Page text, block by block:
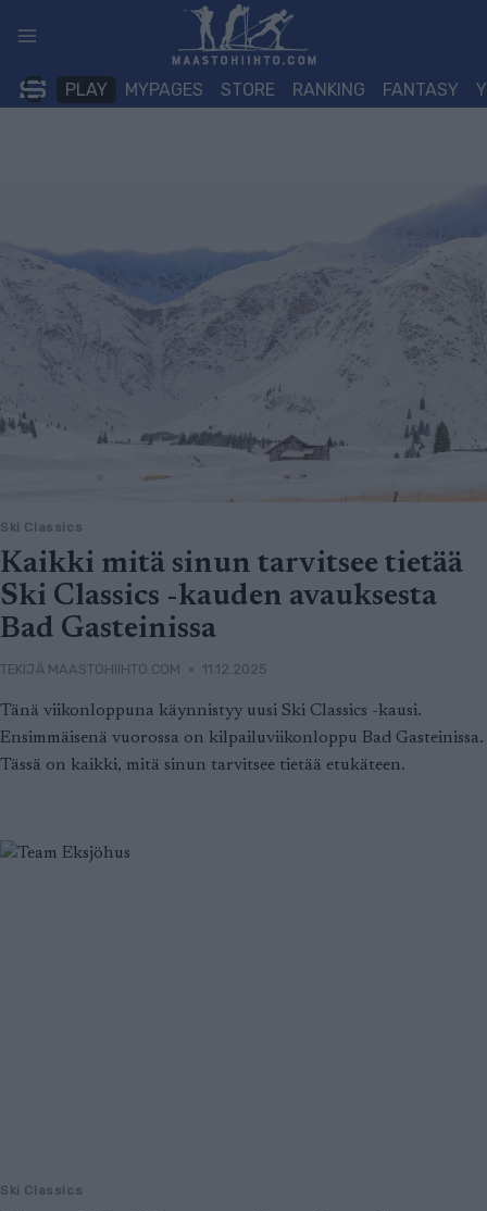
sisältöön
PLAY MYPAGES STORE RANKING FANTASY
Ski Classics
Kaikki mitä sinun tarvitsee tietää
Ski Classics -kauden avauksesta
Bad Gasteinissa
TEKIJÄ MAASTOHIIHTO.COM 11.12.2025
Tänä viikonloppuna käynnistyy uusi Ski Classics -kausi.
Ensimmäisenä vuorossa on kilpailuviikonloppu Bad Gasteinissa.
Tässä on kaikki, mitä sinun tarvitsee tietää etukäteen.
Ski Classics